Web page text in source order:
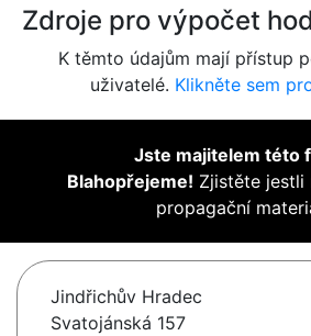
Zdroje pro výpočet
K těmto údajům mají přístup
uživatelé. Klikněte sem
Jste majitelem této
Blahopřejeme! Zjistěte jestli
propagační
Jindřichův Hradec
Svatojánská 157